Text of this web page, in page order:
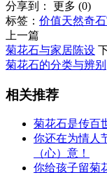
分享到： 更多 (0)
标签： 价值天然奇石
上一篇
菊花石与家居陈设
菊花石的分类与辨别
相关推荐
菊花石是传百
你还在为情人
（心）意！
你给孩子留菊